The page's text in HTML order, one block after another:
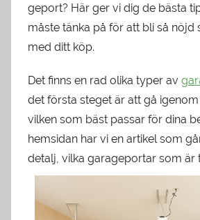
geport? Här ger vi dig de bästa
måste tänka på för att bli så nöjd
med ditt köp.
Det finns en rad olika typer av
det första steget är att gå
vilken som bäst passar för dina
hemsidan har vi en artikel som
detalj, vilka garageportar som är